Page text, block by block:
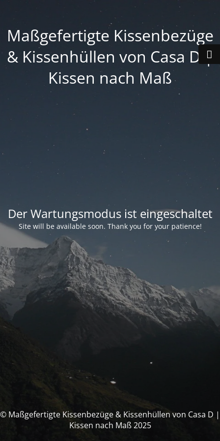
Maßgefertigte Kissenbezüge
& Kissenhüllen von Casa D |
Kissen nach Maß
Der Wartungsmodus ist eingeschaltet
Site will be available soon. Thank you for your patience!
© Maßgefertigte Kissenbezüge & Kissenhüllen von Casa D |
Kissen nach Maß 2025